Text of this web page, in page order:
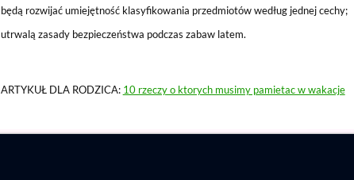
będą rozwijać umiejętność klasyfikowania przedmiotów według jednej cechy;
utrwalą zasady bezpieczeństwa podczas zabaw latem.
ARTYKUŁ DLA RODZICA: 10 rzeczy o ktorych musimy pamietac w wakacje